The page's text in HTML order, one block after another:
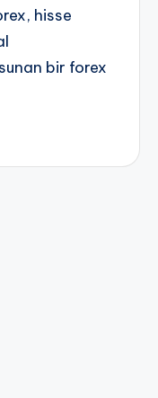
hisse
bir forex